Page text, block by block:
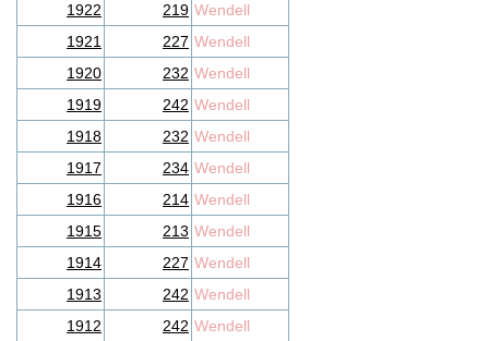
1922
219 Wendell
1921
227 Wendell
1920
232 Wendell
1919
242 Wendell
1918
232 Wendell
1917
234 Wendell
1916
214 Wendell
1915
213 Wendell
1914
227 Wendell
1913
242 Wendell
1912
242 Wendell